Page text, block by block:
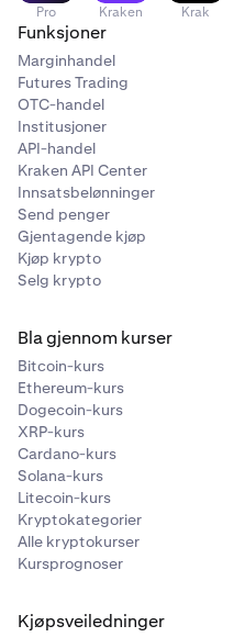
Pro Kraken Krak
Funksjoner
Marginhandel
Futures Trading
OTC-handel
Institusjoner
API-handel
Kraken API Center
Innsatsbelønninger
Send penger
Gjentagende kjøp
Kjøp krypto
Selg krypto
Bla gjennom kurser
Bitcoin-kurs
Ethereum-kurs
Dogecoin-kurs
XRP-kurs
Cardano-kurs
Solana-kurs
Litecoin-kurs
Kryptokategorier
Alle kryptokurser
Kursprognoser
Kjøpsveiledninger